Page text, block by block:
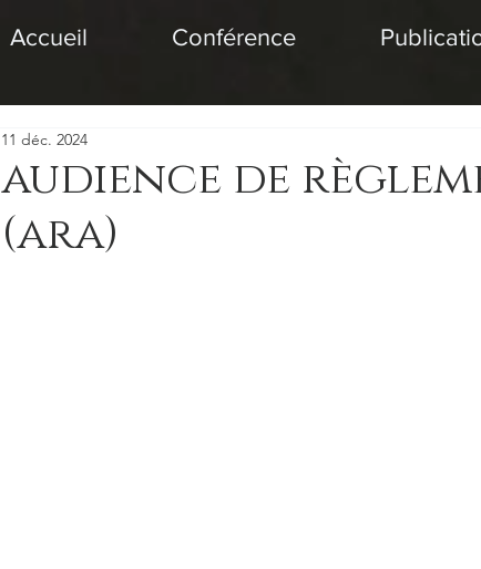
Accueil Conférence
audience de
(ara)
11 déc. 2024